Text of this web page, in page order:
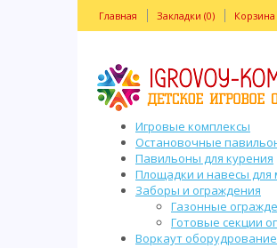
Главная Закладки (0)
Каталог товаров
Игровые комплексы
Остановочные
Павильоны для курения
Площадки и навесы для
Заборы и ограждения
Газонные
Готовые секции
Воркаут оборудрование